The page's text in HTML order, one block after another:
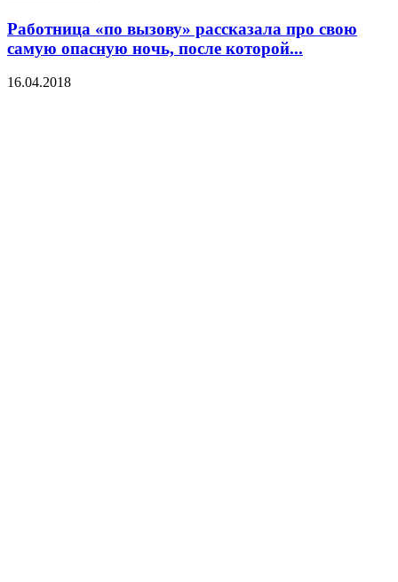
Работница «по вызову» рассказала про свою
самую опасную ночь, после которой...
16.04.2018